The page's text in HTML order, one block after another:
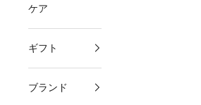
ケア
ギフト
ブランド